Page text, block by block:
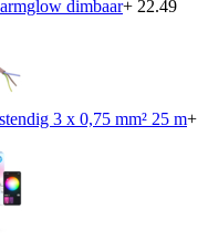
dimbaar+ 22.49
3 x 0,75 mm² 25 m+